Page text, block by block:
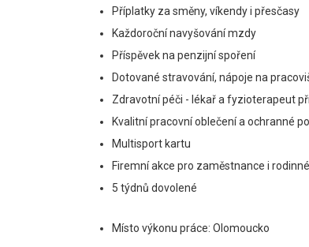
Příplatky za směny, víkendy i přesčasy
Každoroční navyšování mzdy
Příspěvek na penzijní spoření
Dotované stravování, nápoje na
Zdravotní péči - lékař a fyzioterapeut
Kvalitní pracovní oblečení a ochranné
Multisport kartu
Firemní akce pro zaměstnance i
5 týdnů dovolené
Místo výkonu práce: Olomoucko